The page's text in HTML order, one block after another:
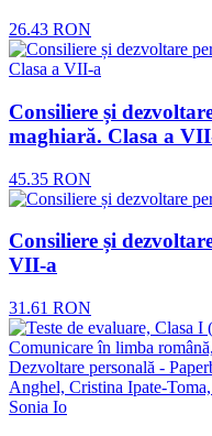
26.43 RON
Consiliere și
maghiară. Clasa a
45.35 RON
Consiliere și
VII-a
31.61 RON